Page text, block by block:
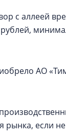
с аллеей
АО
рынка, если